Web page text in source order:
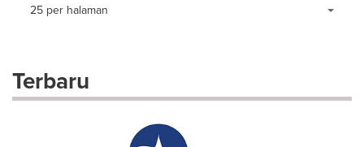
dropdown
will
Items per page:
25 per halaman
Terbaru